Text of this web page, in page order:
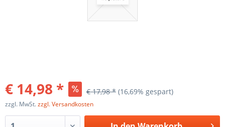
€ 14,98 * € 17,98 * (16,69% gespart)
zzgl. MwSt.zzgl. Versandkosten